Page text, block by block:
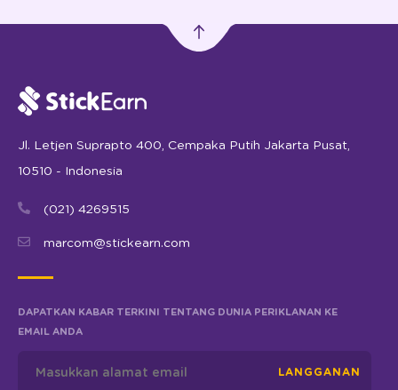
Jl. Letjen Suprapto 400, Cempaka Putih Jakarta Pusat,
10510 - Indonesia
(021) 4269515
marcom@stickearn.com
DAPATKAN KABAR TERKINI TENTANG DUNIA PERIKLANAN KE
EMAIL ANDA
LANGGANAN